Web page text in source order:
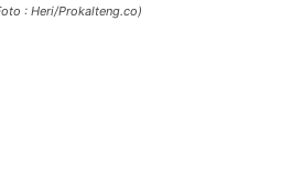
: Heri/Prokalteng.co)